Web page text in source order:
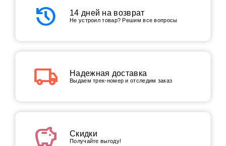
history 14 дней на возврат
Не устроил товар? Решим все вопросы
local_shipping Надежная доставка
Выдаем трек-номер и отследим заказ
savings Скидки
Получайте выгоду!